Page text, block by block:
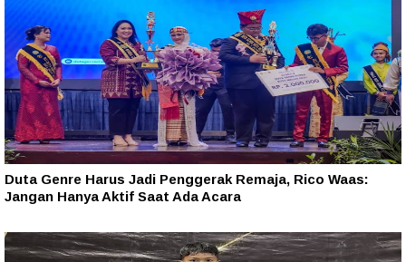
Duta Genre Harus Jadi Penggerak Remaja, Rico Waas:
Jangan Hanya Aktif Saat Ada Acara